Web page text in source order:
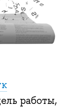
работы,